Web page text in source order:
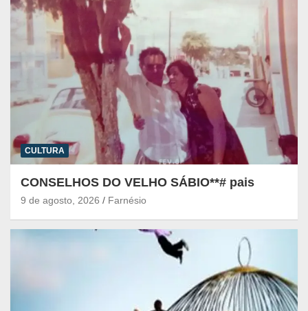
CULTURA
CONSELHOS DO VELHO SÁBIO**# pais
9 de agosto, 2026 Farnésio